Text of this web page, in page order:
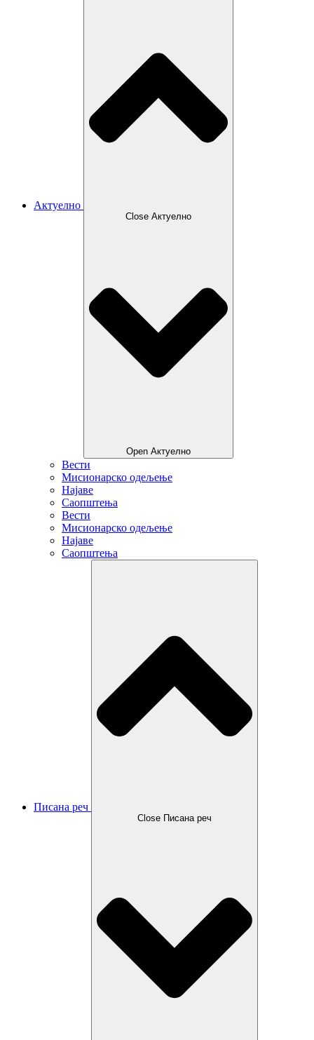
Актуелно
Close Актуелно
Open Актуелно
Вести
Мисионарско одељење
Најаве
Саопштења
Вести
Мисионарско одељење
Најаве
Саопштења
Писана реч
Close Писана реч